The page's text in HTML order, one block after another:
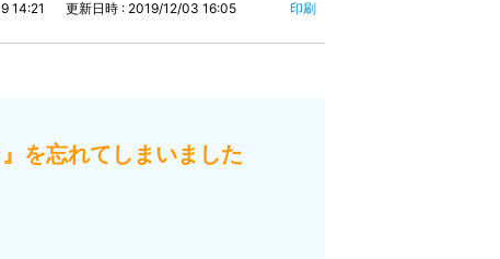
14:21 更新日時 : 2019/12/03 16:05 印刷
』を忘れてしまいました